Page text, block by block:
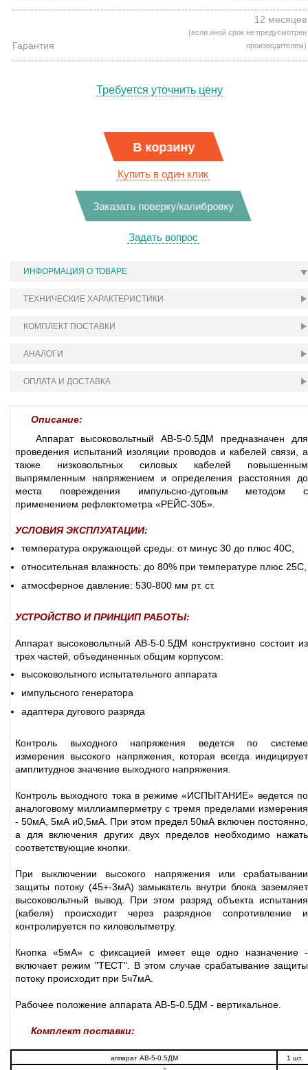
Гарантия
12 месяцев
(если иной срок не предусмотрен
производителем)
Требуется уточнить цену
В корзину
Купить в один клик
Заказать поверку/калибровку
Задать вопрос
ИНФОРМАЦИЯ О ТОВАРЕ
ТЕХНИЧЕСКИЕ ХАРАКТЕРИСТИКИ
КОМПЛЕКТ ПОСТАВКИ
АНАЛОГИ
ОПЛАТА И ДОСТАВКА
Описание:
Аппарат высоковольтный АВ-5-0.5ДМ предназначен для
проведения испытаний изоляции проводов и кабелей связи, а
также низковольтных силовых кабелей повышенным
выпрямленным напряжением и определения расстояния до
места повреждения импульсно-дуговым методом с
применением рефлектометра «РЕЙС-305».
УСЛОВИЯ ЭКСПЛУАТАЦИИ:
температура окружающей среды: от минус 30 до плюс 40С,
относительная влажность: до 80% при температуре плюс 25С,
атмосферное давление: 530-800 мм рт. ст.
УСТРОЙСТВО И ПРИНЦИП РАБОТЫ:
Аппарат высоковольтный АВ-5-0.5ДМ конструктивно состоит из
трех частей, объединенных общим корпусом:
высоковольтного испытательного аппарата
импульсного генератора
адаптера дугового разряда
Контроль выходного напряжения ведется по системе
измерения высокого напряжения, которая всегда индицирует
амплитудное значение выходного напряжения.
Контроль выходного тока в режиме «ИСПЫТАНИЕ» ведется по
аналоговому миллиамперметру с тремя пределами измерения
- 50мА, 5мА и0,5мА. При этом предел 50мА включен постоянно,
а для включения других двух пределов необходимо нажать
соответствующие кнопки.
При выключении высокого напряжения или срабатывании
защиты потоку (45+-3мА) замыкатель внутри блока заземляет
высоковольтный вывод. При этом разряд объекта испытания
(кабеля) происходит через разрядное сопротивление и
контролируется по киловольтметру.
Кнопка «5мА» с фиксацией имеет еще одно назначение -
включает режим "ТЕСТ". В этом случае срабатывание защиты
потоку происходит при 5ч7мА.
Рабочее положение аппарата АВ-5-0.5ДМ - вертикальное.
Комплект поставки:
аппарат АВ-5-0.5ДМ
1 шт.